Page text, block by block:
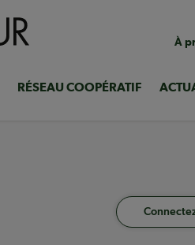
À
RÉSEAU COOPÉRATIF